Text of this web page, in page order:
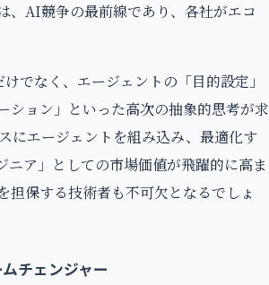
、AI競争の最前線であり、各社がエコ
でなく、エージェントの「目的設定」
ション」といった高次の抽象的思考が求
にエージェントを組み込み、最適化す
ニア」としての市場価値が飛躍的に高ま
担保する技術者も不可欠となるでしょ
チェンジャー